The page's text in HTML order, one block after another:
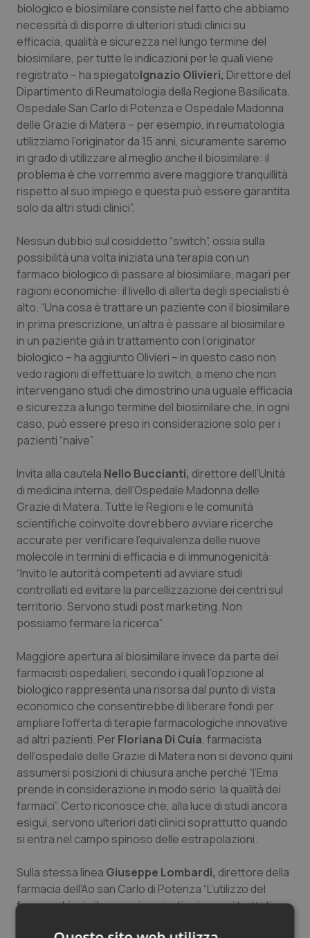
Valle D’Aosta
Veneto
Oncodermatologia
Oncoematologia
Oncologia & Nutrizione
Psoriasi & pelle
Quotidiano Cardiologia
Quotidiano Chirurgia
Quotidiano Pediatria
Rene & patologie urogenitali
Salute orale & impianti
Sangue & coagulazione
Tiroide
Tumore al seno
Tumore ovarico
Tumori del Polmone & Testa Collo
Tumori gastrointestinali
Ulcera & Reflusso
Vaccini
biologico e biosimilare consiste nel fatto che abbiamo
necessità di disporre di ulteriori studi clinici su
efficacia, qualità e sicurezza nel lungo termine del
biosimilare, per tutte le indicazioni per le quali viene
registrato – ha spiegatoIgnazio Olivieri, Direttore del
Dipartimento di Reumatologia della Regione Basilicata,
Ospedale San Carlo di Potenza e Ospedale Madonna
delle Grazie di Matera – per esempio, in reumatologia
utilizziamo l’originator da 15 anni, sicuramente saremo
in grado di utilizzare al meglio anche il biosimilare: il
problema è che vorremmo avere maggiore tranquillità
rispetto al suo impiego e questa può essere garantita
solo da altri studi clinici”.
Nessun dubbio sul cosiddetto “switch”, ossia sulla
possibilità una volta iniziata una terapia con un
farmaco biologico di passare al biosimilare, magari per
ragioni economiche: il livello di allerta degli specialisti è
alto. “Una cosa è trattare un paziente con il biosimilare
in prima prescrizione, un’altra è passare al biosimilare
in un paziente già in trattamento con l’originator
biologico – ha aggiunto Olivieri – in questo caso non
vedo ragioni di effettuare lo switch, a meno che non
intervengano studi che dimostrino una uguale efficacia
e sicurezza a lungo termine del biosimilare che, in ogni
caso, può essere preso in considerazione solo per i
pazienti “naive”.
Invita alla cautela Nello Buccianti, direttore dell’Unità
di medicina interna, dell’Ospedale Madonna delle
Grazie di Matera. Tutte le Regioni e le comunità
scientifiche coinvolte dovrebbero avviare ricerche
accurate per verificare l’equivalenza delle nuove
molecole in termini di efficacia e di immunogenicità:
“Invito le autorità competenti ad avviare studi
controllati ed evitare la parcellizzazione dei centri sul
territorio. Servono studi post marketing. Non
possiamo fermare la ricerca”.
Maggiore apertura al biosimilare invece da parte dei
farmacisti ospedalieri, secondo i quali l’opzione al
biologico rappresenta una risorsa dal punto di vista
economico che consentirebbe di liberare fondi per
ampliare l’offerta di terapie farmacologiche innovative
ad altri pazienti. Per Floriana Di Cuia, farmacista
dell’ospedale delle Grazie di Matera non si devono quini
assumersi posizioni di chiusura anche perché “l’Ema
prende in considerazione in modo serio la qualità dei
farmaci”. Certo riconosce che, alla luce di studi ancora
esigui, servono ulteriori dati clinici soprattutto quando
si entra nel campo spinoso delle estrapolazioni.
Sulla stessa linea Giuseppe Lombardi, direttore della
farmacia dell’Ao san Carlo di Potenza “L’utilizzo del
farmaco biosimilare per i pazienti naive, mai trattati